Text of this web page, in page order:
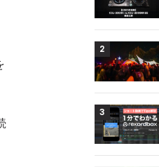
上陸！ 「1 OAK
2
3